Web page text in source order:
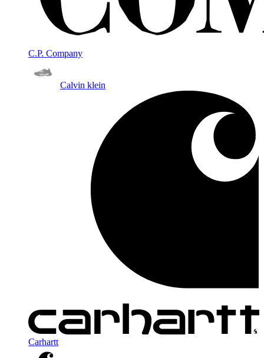
C.P. Company
Calvin klein
Carhartt